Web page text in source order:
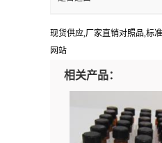
现货供应,厂家直销对照品,标
网站
相关产品：